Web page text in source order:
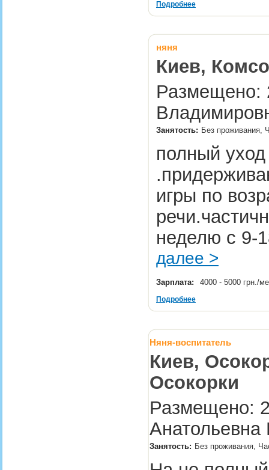
Подробнее
няня
Киев,
Размещено:
Занятость: Без проживания,
полный
игры по
неделю с 9-
далее >
Зарплата: 4000 - 5000 грн./
Подробнее
Няня-воспитатель
Киев,
Осокорки
Размещено:
Занятость: Без проживания,